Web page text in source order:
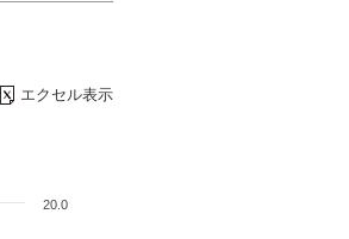
エクセル表示
20.0